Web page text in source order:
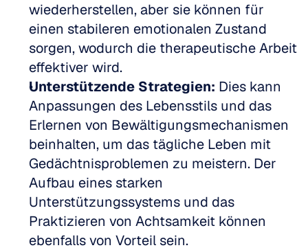
wiederherstellen, aber sie können für
einen stabileren emotionalen Zustand
sorgen, wodurch die therapeutische Arbeit
effektiver wird.
Unterstützende Strategien: Dies kann
Anpassungen des Lebensstils und das
Erlernen von Bewältigungsmechanismen
beinhalten, um das tägliche Leben mit
Gedächtnisproblemen zu meistern. Der
Aufbau eines starken
Unterstützungssystems und das
Praktizieren von Achtsamkeit können
ebenfalls von Vorteil sein.